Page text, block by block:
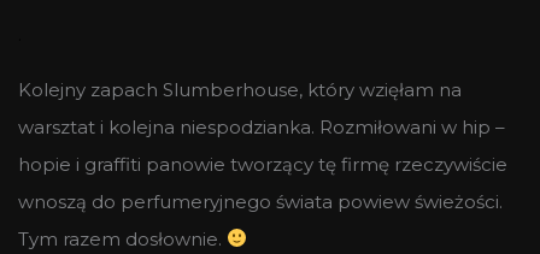
Kolejny zapach Slumberhouse, który wzięłam na
warsztat i kolejna niespodzianka. Rozmiłowani w hip –
hopie i graffiti panowie tworzący tę firmę rzeczywiście
wnoszą do perfumeryjnego świata powiew świeżości.
Tym razem dosłownie.